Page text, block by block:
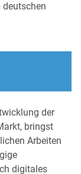
der
bringst
Arbeiten
digitales